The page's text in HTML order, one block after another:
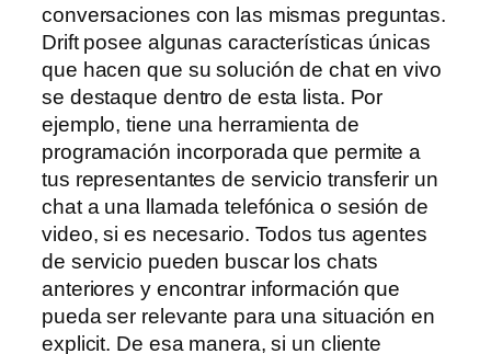
conversaciones con las mismas preguntas.
Drift posee algunas características únicas
que hacen que su solución de chat en vivo
se destaque dentro de esta lista. Por
ejemplo, tiene una herramienta de
programación incorporada que permite a
tus representantes de servicio transferir un
chat a una llamada telefónica o sesión de
video, si es necesario. Todos tus agentes
de servicio pueden buscar los chats
anteriores y encontrar información que
pueda ser relevante para una situación en
explicit. De esa manera, si un cliente